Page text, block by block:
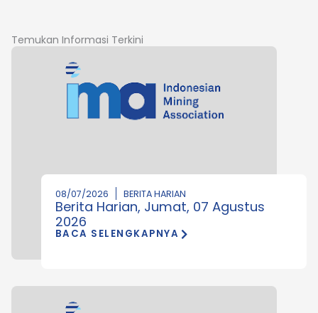
Temukan Informasi Terkini
08/07/2026 BERITA HARIAN
Berita Harian, Jumat, 07 Agustus
2026
BACA SELENGKAPNYA